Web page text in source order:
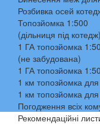
Розбивка осей
Топозйомка 1:500
(дільниця під котедж)
1 ГА топозйомка
(не забудована)
1 ГА топозйомка
1 км топозйомка
1 км топозйомка
Погодження всіх
Рекомендаційні